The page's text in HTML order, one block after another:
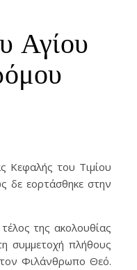
Αγίου
Κεφαλής του Τιμίου
δε εορτάσθηκε στην
της ακολουθίας
συμμετοχή πλήθους
Φιλάνθρωπο Θεό.